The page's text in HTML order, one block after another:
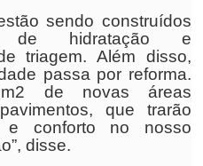
sendo construídos
de hidratação e
triagem. Além disso,
passa por reforma.
de novas áreas
que trarão
e conforto no nosso
disse.